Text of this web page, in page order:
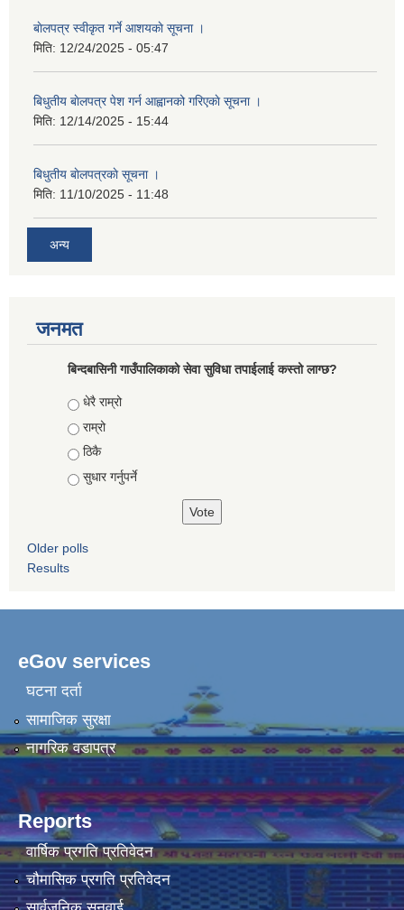
बाेलपत्र स्वीकृत गर्ने आशयकाे सूचना ।
मिति: 12/24/2025 - 05:47
बिधुतीय बाेलपत्र पेश गर्न आह्वानको गरिएकाे सूचना ।
मिति: 12/14/2025 - 15:44
बिधुतीय बाेलपत्रकाे सूचना ।
मिति: 11/10/2025 - 11:48
अन्य
जनमत
बिन्दबासिनी गाउँपालिकाको सेवा सुविधा तपाईलाई कस्तो लाग्छ?
Choices
धेरै राम्रो
राम्रो
ठिकै
सुधार गर्नुपर्ने
Older polls
Results
eGov services
घटना दर्ता
सामाजिक सुरक्षा
नागरिक वडापत्र
Reports
वार्षिक प्रगति प्रतिवेदन
चौमासिक प्रगति प्रतिवेदन